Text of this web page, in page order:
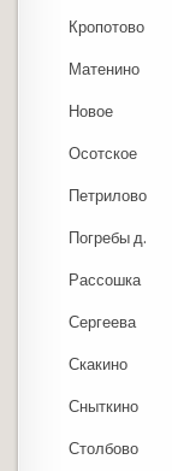
Кропотово
Матенино
Новое
Осотское
Петрилово
Погребы д.
Рассошка
Сергеева
Скакино
Сныткино
Столбово